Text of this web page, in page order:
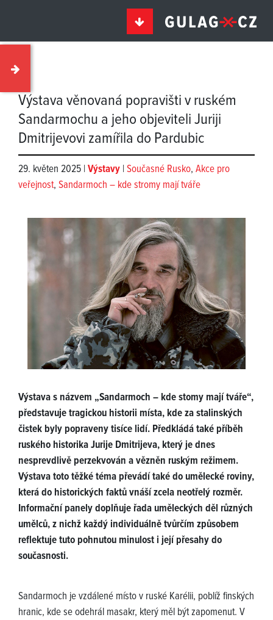
Výstava věnovaná popravišti v ruském
Sandarmochu a jeho objeviteli Juriji
Dmitrijevovi zamířila do Pardubic
29. květen 2025 | Výstavy | Současné Rusko, Akce pro
veřejnost, Sandarmoch – kde stromy mají tváře
Výstava s názvem „Sandarmoch – kde stomy mají tváře“,
představuje tragickou historii místa, kde za stalinských
čistek byly popraveny tisíce lidí. Předkládá také příběh
ruského historika Jurije Dmitrijeva, který je dnes
nesprevdlivě perzekvován a vězněn ruským režimem.
Výstava toto těžké téma převádí také do umělecké roviny,
která do historických faktů vnáší zcela neotřelý rozměr.
Informační panely doplňuje řada uměleckých děl různých
umělců, z nichž každý individuálně tvůrčím způsobem
reflektuje tuto pohnutou minulost i její přesahy do
současnosti.
Sandarmoch je vzdálené místo v ruské Karélii, poblíž finských
hranic, kde se odehrál masakr, který měl být zapomenut. V